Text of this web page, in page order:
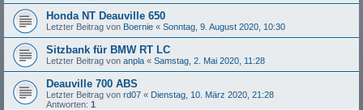
Honda NT Deauville 650
Letzter Beitrag von Boernie « Sonntag, 9. August 2020, 10:30
Sitzbank für BMW RT LC
Letzter Beitrag von anpla « Samstag, 2. Mai 2020, 11:28
Deauville 700 ABS
Letzter Beitrag von rd07 « Dienstag, 10. März 2020, 21:28
Antworten: 1